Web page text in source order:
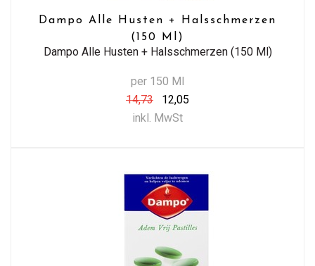
Dampo Alle Husten + Halsschmerzen
(150 Ml)
Dampo Alle Husten + Halsschmerzen (150 Ml)
per 150 Ml
14,73
12,05
inkl. MwSt